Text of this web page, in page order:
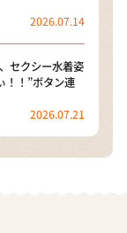
2026.07.14
セクシー水着姿
！！”ボタン連
2026.07.21